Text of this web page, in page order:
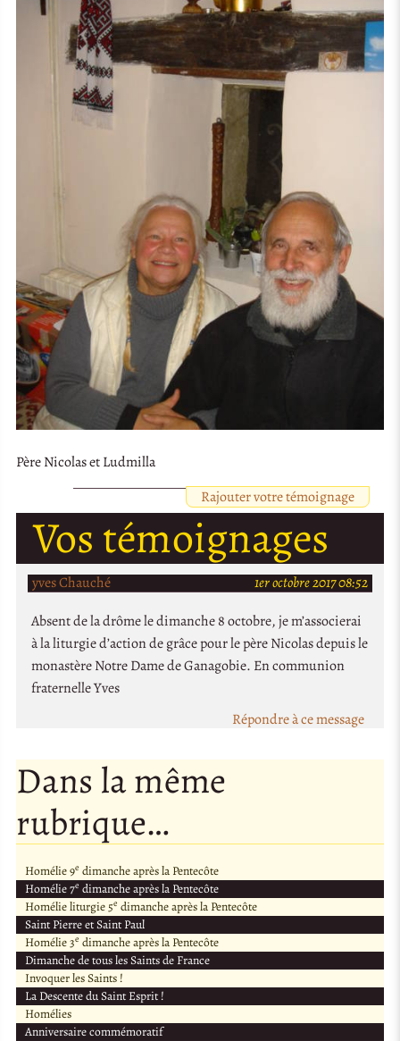
Père Nicolas et Ludmilla
Rajouter votre témoignage
Vos témoignages
yves Chauché
1er octobre 2017 08:52
Absent de la drôme le dimanche 8 octobre, je m’associerai
à la liturgie d’action de grâce pour le père Nicolas depuis le
monastère Notre Dame de Ganagobie. En communion
fraternelle Yves
Répondre à ce message
Dans la même
rubrique…
Homélie 9e dimanche après la Pentecôte
Homélie 7e dimanche après la Pentecôte
Homélie liturgie 5e dimanche après la Pentecôte
Saint Pierre et Saint Paul
Homélie 3e dimanche après la Pentecôte
Dimanche de tous les Saints de France
Invoquer les Saints !
La Descente du Saint Esprit !
Homélies
Anniversaire commémoratif